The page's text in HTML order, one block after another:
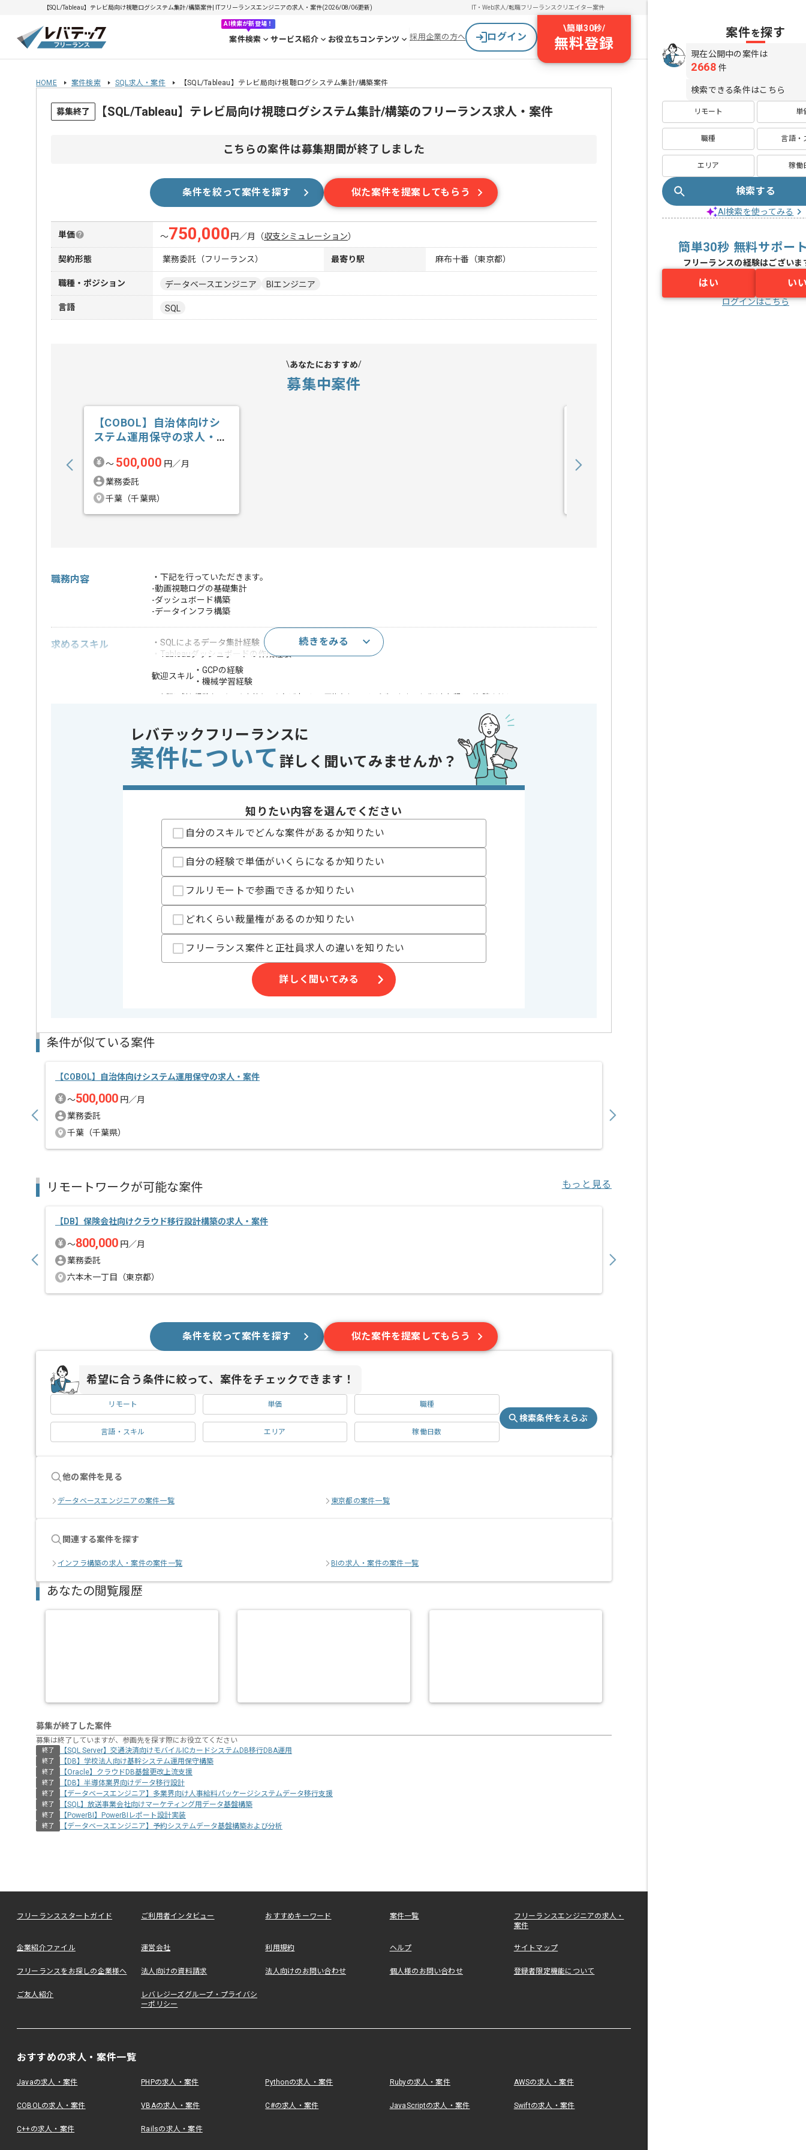
【SQL/Tableau】テレビ局向け視聴ログシステム集計/構築案件| ITフリーランスエンジニアの求人・案件(2026/08/06更新) IT・Web求人/転職フリーランスクリエイター案件
AI検索が新登場！
案件検索 サービス紹介 お役立ちコンテンツ 採用企業の方へ ログイン
\簡単30秒/
無料登録
HOME 案件検索 SQL求人・案件 【SQL/Tableau】テレビ局向け視聴ログシステム集計/構築案件
募集終了 【SQL/Tableau】テレビ局向け視聴ログシステム集計/構築のフリーランス求人・案件
こちらの案件は募集期間が終了しました
条件を絞って案件を探す 似た案件を提案してもらう
単価 〜750,000 円／月 （収支シミュレーション）
契約形態 業務委託（フリーランス） 最寄り駅 麻布十番（東京都）
職種・ポジション データベースエンジニア BIエンジニア
言語 SQL
あなたにおすすめ
募集中案件
【COBOL】自治体向けシ
ステム運用保守の求人・案
〜 500,000 円／月
業務委託
千葉（千葉県）
職務内容
・下記を行っていただきます。
-動画視聴ログの基礎集計
-ダッシュボード構築
-データインフラ構築
求めるスキル
・SQLによるデータ集計経験
・Tableauダッシュボードの作成経験
歓迎スキル
・GCPの経験
・機械学習経験
この案件で扱う技術 クラウド
Google Cloud Platform
開発ツール
Tableau , BigQuery
動画閲覧ログの改良/改善プロジェクトに携わっていただきます。
SQLによる基礎集計やTableauによるダッシュボード作成経験がある方にマッチします。
続きをみる
レバテックフリーランスに
案件について 詳しく聞いてみませんか？
知りたい内容を選んでください
自分のスキルでどんな案件があるか知りたい
自分の経験で単価がいくらになるか知りたい
フルリモートで参画できるか知りたい
どれくらい裁量権があるのか知りたい
フリーランス案件と正社員求人の違いを知りたい
詳しく聞いてみる
条件が似ている案件
【COBOL】自治体向けシステム運用保守の求人・案件
〜500,000 円／月
業務委託
千葉（千葉県）
リモートワークが可能な案件 もっと見る
【DB】保険会社向けクラウド移行設計構築の求人・案件
〜800,000 円／月
業務委託
六本木一丁目（東京都）
条件を絞って案件を探す 似た案件を提案してもらう
希望に合う条件に絞って、案件をチェックできます！
リモート 単価 職種
言語・スキル エリア 稼働日数
検索条件をえらぶ
他の案件を見る
データベースエンジニアの案件一覧 東京都の案件一覧
関連する案件を探す
インフラ構築の求人・案件の案件一覧 BIの求人・案件の案件一覧
あなたの閲覧履歴
募集が終了した案件
募集は終了していますが、参画先を探す際にお役立てください
終了 【SQL Server】交通決済向けモバイルICカードシステムDB移行DBA運用
終了 【DB】学校法人向け基幹システム運用保守構築
終了 【Oracle】クラウドDB基盤更改上流支援
終了 【DB】半導体業界向けデータ移行設計
終了 【データベースエンジニア】多業界向け人事給料パッケージシステムデータ移行支援
終了 【SQL】放送事業会社向けマーケティング用データ基盤構築
終了 【PowerBI】PowerBIレポート設計実装
終了 【データベースエンジニア】予約システムデータ基盤構築および分析
フリーランススタートガイド ご利用者インタビュー おすすめキーワード 案件一覧
フリーランスエンジニアの求人・
案件
企業紹介ファイル 運営会社 利用規約 ヘルプ サイトマップ
フリーランスをお探しの企業様へ 法人向けの資料請求 法人向けのお問い合わせ 個人様のお問い合わせ 登録者限定機能について
ご友人紹介
レバレジーズグループ・プライバシ
ーポリシー
おすすめの求人・案件一覧
Javaの求人・案件 PHPの求人・案件 Pythonの求人・案件 Rubyの求人・案件 AWSの求人・案件
COBOLの求人・案件 VBAの求人・案件 C#の求人・案件 JavaScriptの求人・案件 Swiftの求人・案件
C++の求人・案件 Railsの求人・案件
案件を探す
現在公開中の案件は
2668 件
検索できる条件はこちら
リモート 単
職種 言語・
エリア 稼働
検索する
AI検索を使ってみる
簡単30秒 無料サポー
フリーランスの経験はございま
はい い
ログインはこちら